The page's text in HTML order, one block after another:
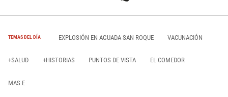
TEMAS DEL DÍA EXPLOSIÓN EN AGUADA SAN ROQUE VACUNACIÓN
+SALUD +HISTORIAS PUNTOS DE VISTA EL COMEDOR
MAS E